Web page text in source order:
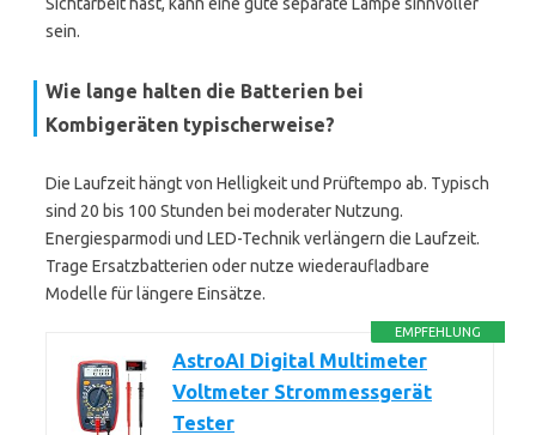
sein.
Wie lange halten die Batterien bei
Kombigeräten typischerweise?
Die Laufzeit hängt von Helligkeit und Prüftempo ab. Typisch
sind 20 bis 100 Stunden bei moderater Nutzung.
Energiesparmodi und LED-Technik verlängern die Laufzeit.
Trage Ersatzbatterien oder nutze wiederaufladbare
Modelle für längere Einsätze.
EMPFEHLUNG
AstroAI Digital Multimeter
Voltmeter Strommessgerät
Tester